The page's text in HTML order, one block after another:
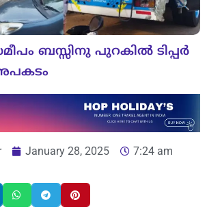
ബസ്സിനു പുറകിൽ ടിപ്പർ
January 28, 2025
7:24 am